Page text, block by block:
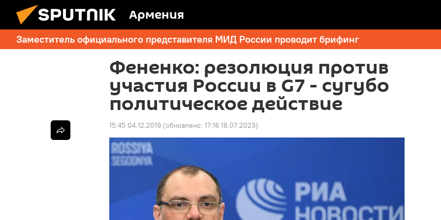
Армения
Заместитель официального представителя МИД России проводит брифинг
Фененко: резолюция против
участия России в G7 - сугубо
политическое действие
15:45 04.12.2019 (обновлено: 17:16 18.07.2023)